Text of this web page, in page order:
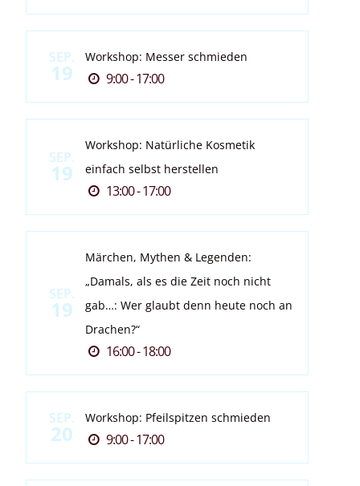
SEP.
19
Workshop: Messer schmieden
9:00 - 17:00
SEP.
19
Workshop: Natürliche Kosmetik
einfach selbst herstellen
13:00 - 17:00
SEP.
19
Märchen, Mythen & Legenden:
„Damals, als es die Zeit noch nicht
gab…: Wer glaubt denn heute noch an
Drachen?“
16:00 - 18:00
SEP.
20
Workshop: Pfeilspitzen schmieden
9:00 - 17:00